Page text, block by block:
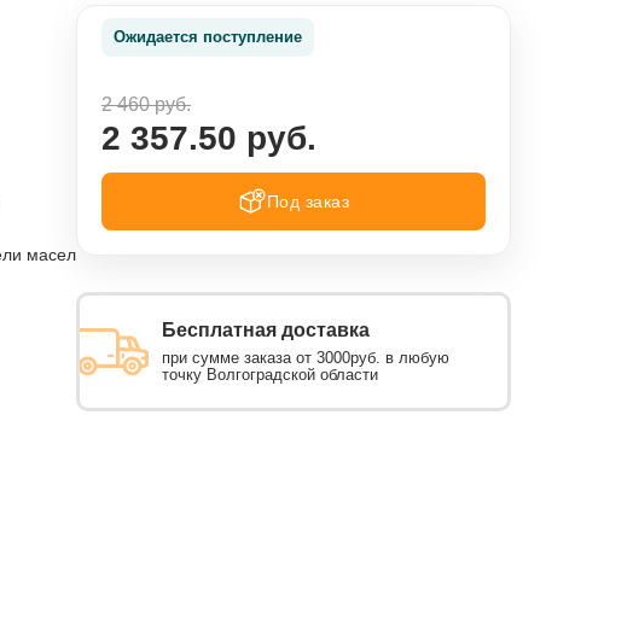
масел
Ожидается поступление
2 460 руб.
2 357.50 руб.
Под заказ
Бесплатная доставка
при сумме заказа от 3000руб. в любую
точку Волгоградской области